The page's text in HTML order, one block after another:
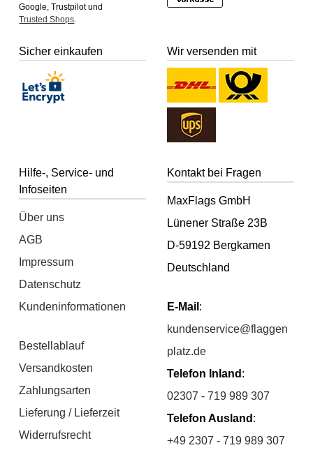
Google, Trustpilot und
Trusted Shops
Sicher einkaufen Wir versenden mit
Hilfe-, Service- und
Infoseiten
Über uns
AGB
Impressum
Datenschutz
Kundeninformationen
Bestellablauf
Versandkosten
Zahlungsarten
Lieferung / Lieferzeit
Widerrufsrecht
Kontakt bei Fragen
MaxFlags GmbH
Lünener Straße 23B
D-59192 Bergkamen
Deutschland
E-Mail :
kundenservice@flaggen
platz.de
Telefon Inland :
02307 - 719 989 307
Telefon Ausland :
+49 2307 - 719 989 307